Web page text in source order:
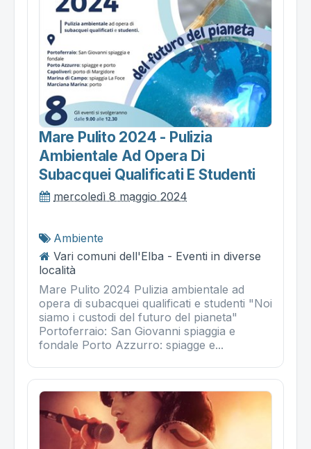
Mare Pulito 2024 - Pulizia
Ambientale Ad Opera Di
Subacquei Qualificati E Studenti
mercoledì 8 maggio 2024
Ambiente
Vari comuni dell'Elba - Eventi in diverse
località
Mare Pulito 2024 Pulizia ambientale ad
opera di subacquei qualificati e studenti "Noi
siamo i custodi del futuro del pianeta"
Portoferraio: San Giovanni spiaggia e
fondale Porto Azzurro: spiagge e...